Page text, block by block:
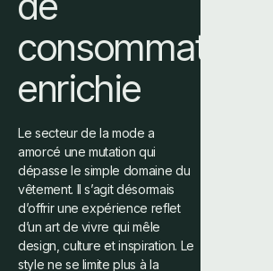
consommation
enrichie
Le secteur de la mode a
amorcé une mutation qui
dépasse le simple domaine du
vêtement. Il s’agit désormais
d’offrir une expérience reflet
d’un art de vivre qui mêle
design, culture et inspiration. Le
style ne se limite plus à la